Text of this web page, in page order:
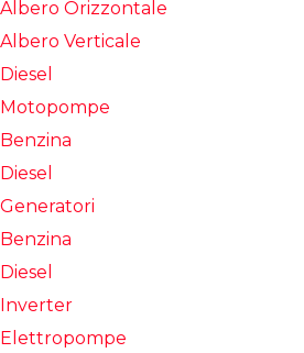
Albero Orizzontale
Albero Verticale
Diesel
Motopompe
Benzina
Diesel
Generatori
Benzina
Diesel
Inverter
Elettropompe